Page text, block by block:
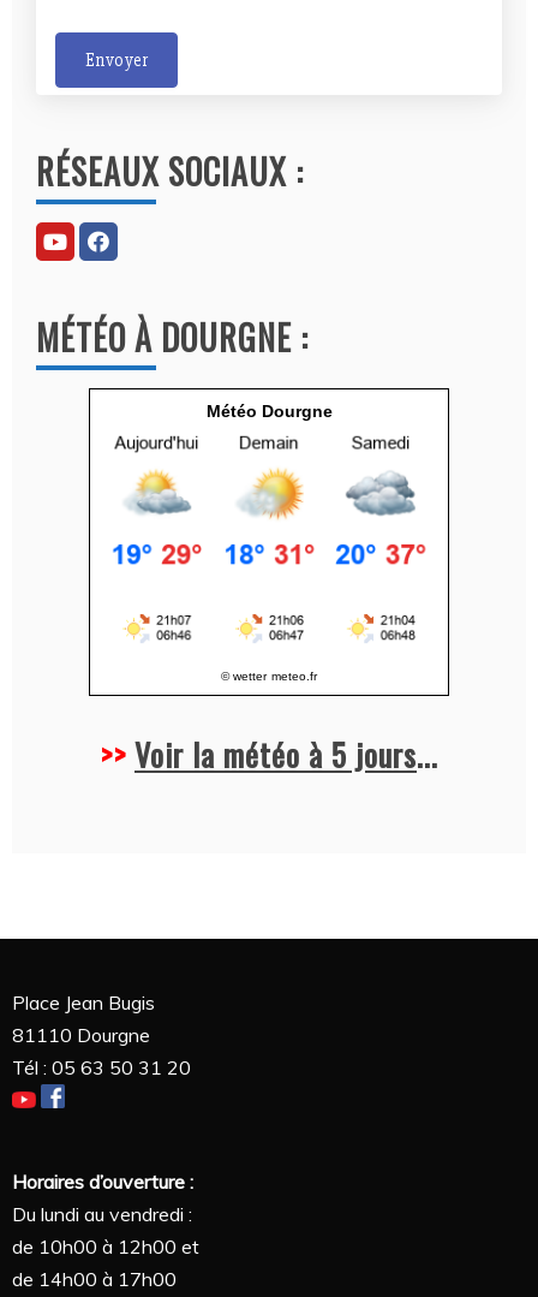
Envoyer
t
e
r
n
t
i
RÉSEAUX SOCIAUX :
MÉTÉO À DOURGNE :
Météo Dourgne
© wetter meteo.fr
>>Voir la météo à 5 jours...
Place Jean Bugis
81110 Dourgne
Tél : 05 63 50 31 20
Horaires d’ouverture :
Du lundi au vendredi :
de 10h00 à 12h00 et
de 14h00 à 17h00